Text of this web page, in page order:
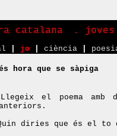
catalana .
jo ciència
hora que se sàpiga
Llegeix el poema
diries que és el to